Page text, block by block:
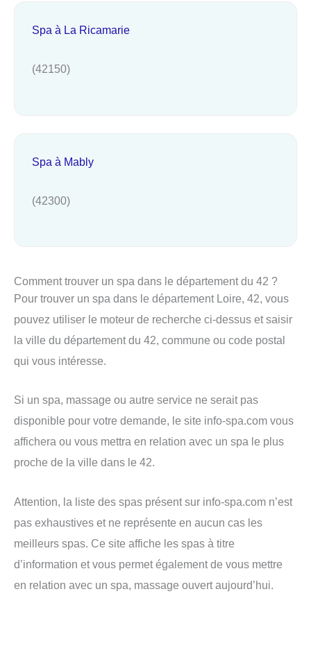
Spa à La Ricamarie
(42150)
Spa à Mably
(42300)
Comment trouver un spa dans le département du 42 ?
Pour trouver un spa dans le département Loire, 42, vous
pouvez utiliser le moteur de recherche ci-dessus et saisir
la ville du département du 42, commune ou code postal
qui vous intéresse.
Si un spa, massage ou autre service ne serait pas
disponible pour votre demande, le site info-spa.com vous
affichera ou vous mettra en relation avec un spa le plus
proche de la ville dans le 42.
Attention, la liste des spas présent sur info-spa.com n’est
pas exhaustives et ne représente en aucun cas les
meilleurs spas. Ce site affiche les spas à titre
d’information et vous permet également de vous mettre
en relation avec un spa, massage ouvert aujourd’hui.